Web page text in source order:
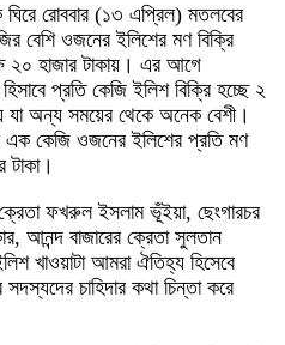
ঘিরে রোববার (১৩ এপ্রিল) মতলবের
বেশি ওজনের ইলিশের মণ বিক্রি
২০ হাজার টাকায়। এর আগে
প্রতি কেজি ইলিশ বিক্রি হচ্ছে ২
যা অন্য সময়ের থেকে অনেক বেশী।
কেজি ওজনের ইলিশের প্রতি মণ
টাকা।
ফখরুল ইসলাম ভূঁইয়া, ছেংগারচর
আনন্দ বাজারের ক্রেতা সুলতান
খাওয়াটা আমরা ঐতিহ্য হিসেবে
চাহিদার কথা চিন্তা করে